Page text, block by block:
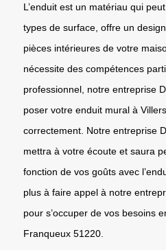
L’enduit est un matériau qui
types de surface, offre un
pièces intérieures de votre
nécessite des compétences
professionnel, notre entreprise
poser votre enduit mural à
correctement. Notre entreprise
mettra à votre écoute et saura
fonction de vos goûts avec
plus à faire appel à notre
pour s’occuper de vos besoins
Franqueux 51220.